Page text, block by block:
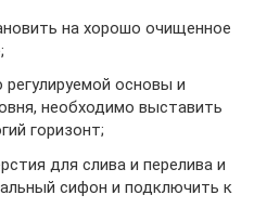
на хорошо очищенное
основы и
необходимо выставить
горизонт;
для слива и перелива и
сифон и подключить к